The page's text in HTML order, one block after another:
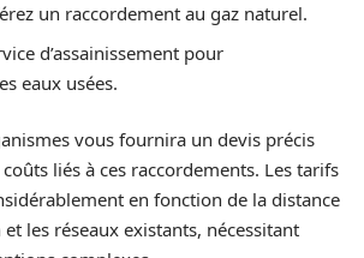
un raccordement au gaz naturel.
d’assainissement pour
eaux usées.
vous fournira un devis précis
liés à ces raccordements. Les tarifs
en fonction de la distance
les réseaux existants, nécessitant